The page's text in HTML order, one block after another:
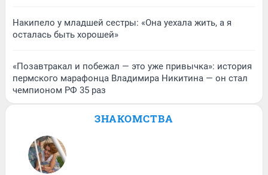
Накипело у младшей сестры: «Она уехала жить, а я
осталась быть хорошей»
«Позавтракал и побежал — это уже привычка»: история
пермского марафонца Владимира Никитина — он стал
чемпионом РФ 35 раз
ЗНАКОМСТВА